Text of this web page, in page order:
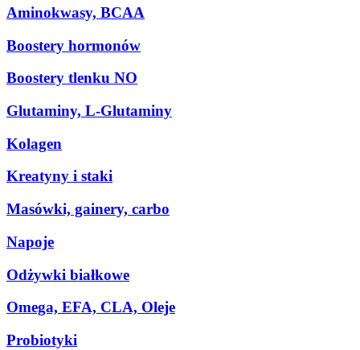
Aminokwasy, BCAA
Boostery hormonów
Boostery tlenku NO
Glutaminy, L-Glutaminy
Kolagen
Kreatyny i staki
Masówki, gainery, carbo
Napoje
Odżywki białkowe
Omega, EFA, CLA, Oleje
Probiotyki